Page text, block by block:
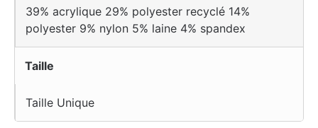
39% acrylique 29% polyester recyclé 14%
polyester 9% nylon 5% laine 4% spandex
Taille
Taille Unique